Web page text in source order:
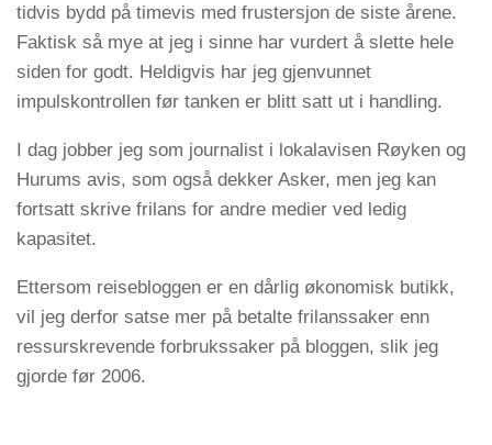
tidvis bydd på timevis med frustersjon de siste årene.
Faktisk så mye at jeg i sinne har vurdert å slette hele
siden for godt. Heldigvis har jeg gjenvunnet
impulskontrollen før tanken er blitt satt ut i handling.
I dag jobber jeg som journalist i lokalavisen Røyken og
Hurums avis, som også dekker Asker, men jeg kan
fortsatt skrive frilans for andre medier ved ledig
kapasitet.
Ettersom reisebloggen er en dårlig økonomisk butikk,
vil jeg derfor satse mer på betalte frilanssaker enn
ressurskrevende forbrukssaker på bloggen, slik jeg
gjorde før 2006.